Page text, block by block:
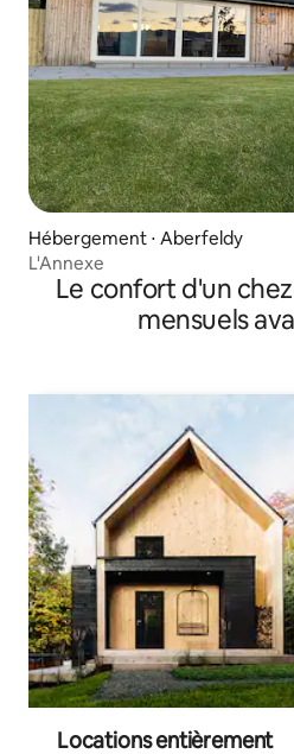
Hébergement ⋅ Aberfeldy
L'Annexe
Le confort d'un
mensuels
Locations entièrement